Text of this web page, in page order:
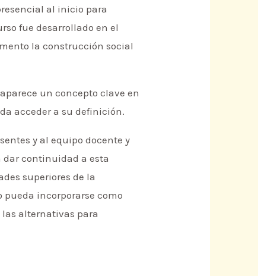
al inicio para
fue desarrollado en el
la construcción social
un concepto clave en
acceder a su definición.
y al equipo docente y
dar continuidad a esta
superiores de la
pueda incorporarse como
las alternativas para